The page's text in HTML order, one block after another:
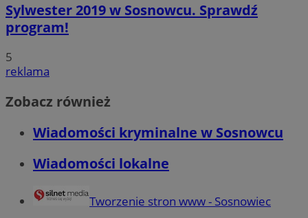
Sylwester 2019 w Sosnowcu. Sprawdź
program!
5
reklama
Zobacz również
Wiadomości kryminalne w Sosnowcu
Wiadomości lokalne
Tworzenie stron www - Sosnowiec